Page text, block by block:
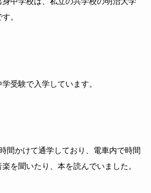
。
受験で入学しています。
間かけて通学しており、電車内で時間
を聞いたり、本を読んでいました。